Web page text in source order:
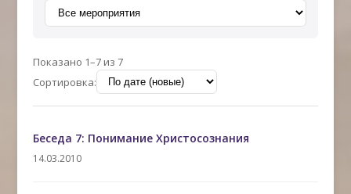
Показано 1–7 из 7
Сортировка:
Беседа 7: Понимание Христосознания
14.03.2010